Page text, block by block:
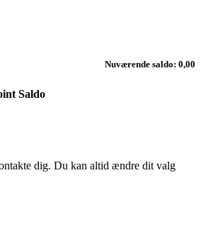
Nuværende saldo: 0,00
Saldo
dig. Du kan altid ændre dit valg